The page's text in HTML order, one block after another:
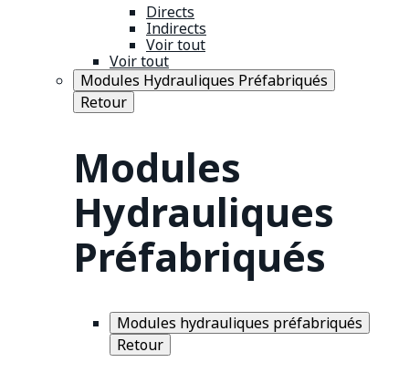
Directs
Indirects
Voir tout
Voir tout
Modules Hydrauliques Préfabriqués
Retour
Modules
Hydrauliques
Préfabriqués
Modules hydrauliques préfabriqués
Retour